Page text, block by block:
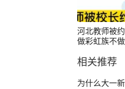
河北教师被
做彩虹族不
相关推荐
为什么大一